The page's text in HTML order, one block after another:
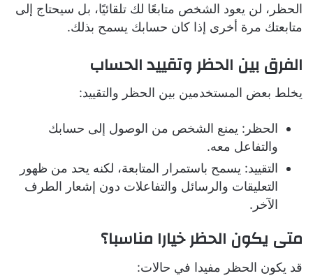
الحظر، لن يعود الشخص متابعًا لك تلقائيًا، بل سيحتاج إلى
متابعتك مرة أخرى إذا كان حسابك يسمح بذلك.
الفرق بين الحظر وتقييد الحساب
يخلط بعض المستخدمين بين الحظر والتقييد:
الحظر: يمنع الشخص من الوصول إلى حسابك
والتفاعل معه.
التقييد: يسمح باستمرار المتابعة، لكنه يحد من ظهور
التعليقات والرسائل والتفاعلات دون إشعار الطرف
الآخر.
متى يكون الحظر خيارا مناسبا؟
قد يكون الحظر مفيدا في حالات: